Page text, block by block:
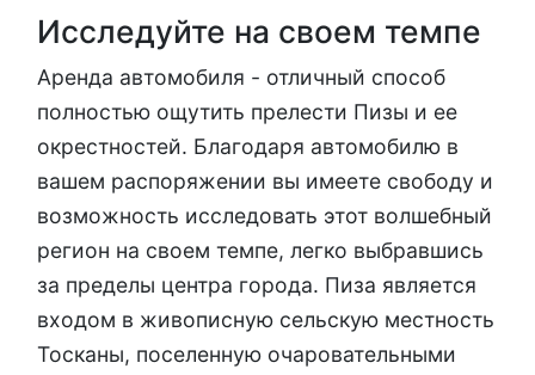
Исследуйте на своем темпе
Аренда автомобиля - отличный способ
полностью ощутить прелести Пизы и ее
окрестностей. Благодаря автомобилю в
вашем распоряжении вы имеете свободу и
возможность исследовать этот волшебный
регион на своем темпе, легко выбравшись
за пределы центра города. Пиза является
входом в живописную сельскую местность
Тосканы, поселенную очаровательными